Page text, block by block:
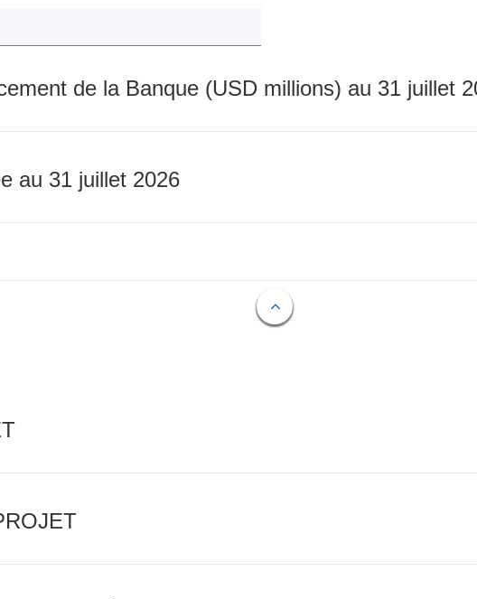
de la Banque (USD millions) au 31 juillet
au 31 juillet 2026